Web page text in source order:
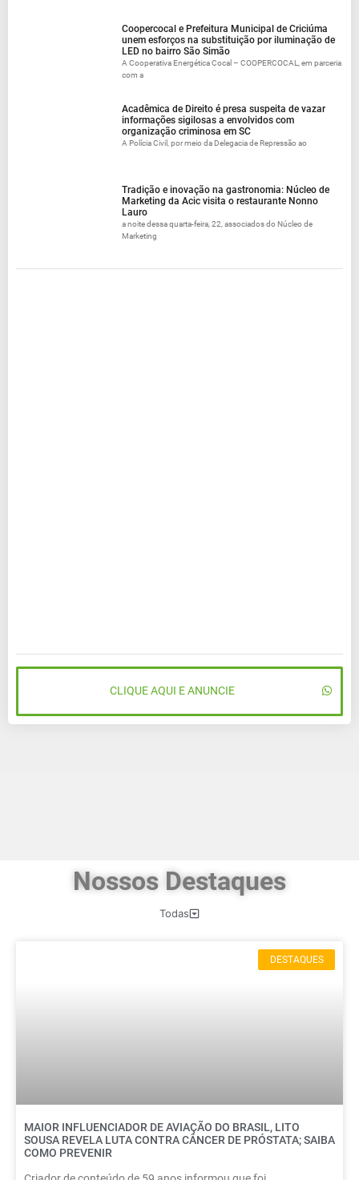
Coopercocal e Prefeitura Municipal de Criciúma
unem esforços na substituição por iluminação de
LED no bairro São Simão
A Cooperativa Energética Cocal – COOPERCOCAL, em parceria
com a
Acadêmica de Direito é presa suspeita de vazar
informações sigilosas a envolvidos com
organização criminosa em SC
A Polícia Civil, por meio da Delegacia de Repressão ao
Tradição e inovação na gastronomia: Núcleo de
Marketing da Acic visita o restaurante Nonno
Lauro
a noite dessa quarta-feira, 22, associados do Núcleo de
Marketing
CLIQUE AQUI E ANUNCIE
Nossos Destaques
Todas
DESTAQUES
MAIOR INFLUENCIADOR DE AVIAÇÃO DO BRASIL, LITO
SOUSA REVELA LUTA CONTRA CÂNCER DE PRÓSTATA; SAIBA
COMO PREVENIR